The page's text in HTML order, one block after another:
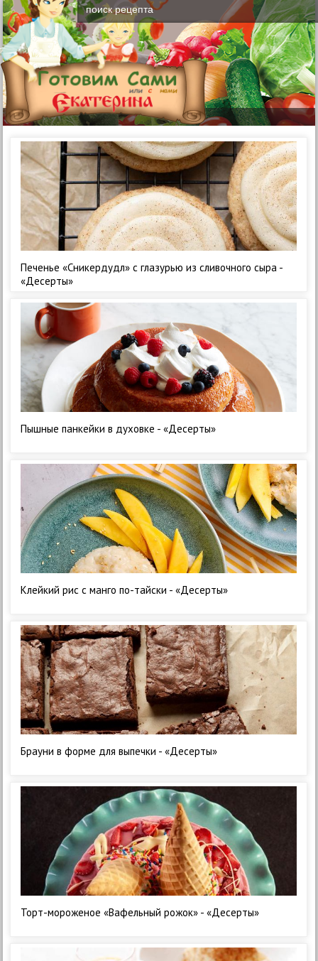
Печенье «Сникердудл» с глазурью из сливочного сыра -
«Десерты»
Пышные панкейки в духовке - «Десерты»
Клейкий рис с манго по-тайски - «Десерты»
Брауни в форме для выпечки - «Десерты»
Торт-мороженое «Вафельный рожок» - «Десерты»